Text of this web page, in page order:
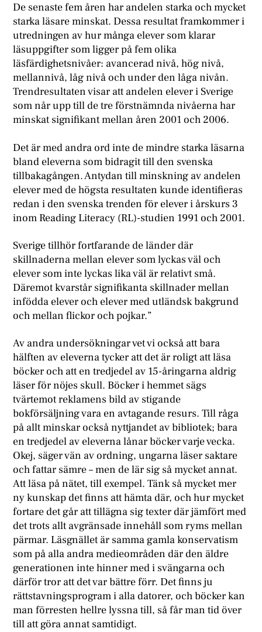
De senaste fem åren har andelen starka och mycket
starka läsare minskat. Dessa resultat framkommer i
utredningen av hur många elever som klarar
läsuppgifter som ligger på fem olika
läsfärdighetsnivåer: avancerad nivå, hög nivå,
mellannivå, låg nivå och under den låga nivån.
Trendresultaten visar att andelen elever i Sverige
som når upp till de tre förstnämnda nivåerna har
minskat signifikant mellan åren 2001 och 2006.
Det är med andra ord inte de mindre starka läsarna
bland eleverna som bidragit till den svenska
tillbakagången. Antydan till minskning av andelen
elever med de högsta resultaten kunde identifieras
redan i den svenska trenden för elever i årskurs 3
inom Reading Literacy (RL)-studien 1991 och 2001.
Sverige tillhör fortfarande de länder där
skillnaderna mellan elever som lyckas väl och
elever som inte lyckas lika väl är relativt små.
Däremot kvarstår signifikanta skillnader mellan
infödda elever och elever med utländsk bakgrund
och mellan flickor och pojkar.”
Av andra undersökningar vet vi också att bara
hälften av eleverna tycker att det är roligt att läsa
böcker och att en tredjedel av 15-åringarna aldrig
läser för nöjes skull. Böcker i hemmet sägs
tvärtemot reklamens bild av stigande
bokförsäljning vara en avtagande resurs. Till råga
på allt minskar också nyttjandet av bibliotek; bara
en tredjedel av eleverna lånar böcker varje vecka.
Okej, säger vän av ordning, ungarna läser saktare
och fattar sämre – men de lär sig så mycket annat.
Att läsa på nätet, till exempel. Tänk så mycket mer
ny kunskap det finns att hämta där, och hur mycket
fortare det går att tillägna sig texter där jämfört med
det trots allt avgränsade innehåll som ryms mellan
pärmar. Läsgnället är samma gamla konservatism
som på alla andra medieområden där den äldre
generationen inte hinner med i svängarna och
därför tror att det var bättre förr. Det finns ju
rättstavningsprogram i alla datorer, och böcker kan
man förresten hellre lyssna till, så får man tid över
till att göra annat samtidigt.